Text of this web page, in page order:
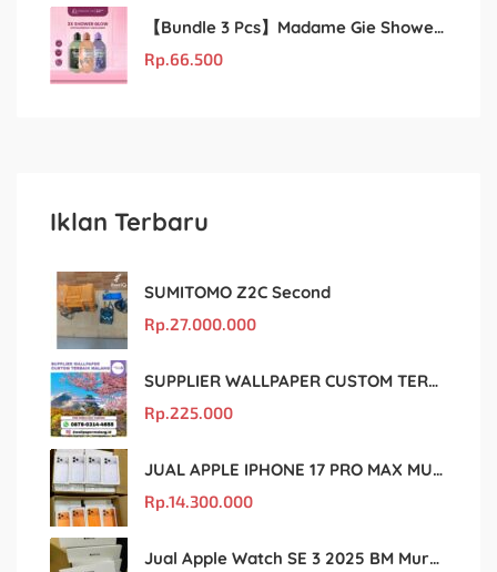
【Bundle 3 Pcs】Madame Gie Shower Glow – Solusi Perawatan Kulit dalam Satu Paket!
Rp.66.500
Iklan Terbaru
SUMITOMO Z2C Second
Rp.27.000.000
SUPPLIER WALLPAPER CUSTOM TERBAIK MALANG
Rp.225.000
JUAL APPLE IPHONE 17 PRO MAX MURAH DAN ORIGINAL
Rp.14.300.000
Jual Apple Watch SE 3 2025 BM Murah Dan original